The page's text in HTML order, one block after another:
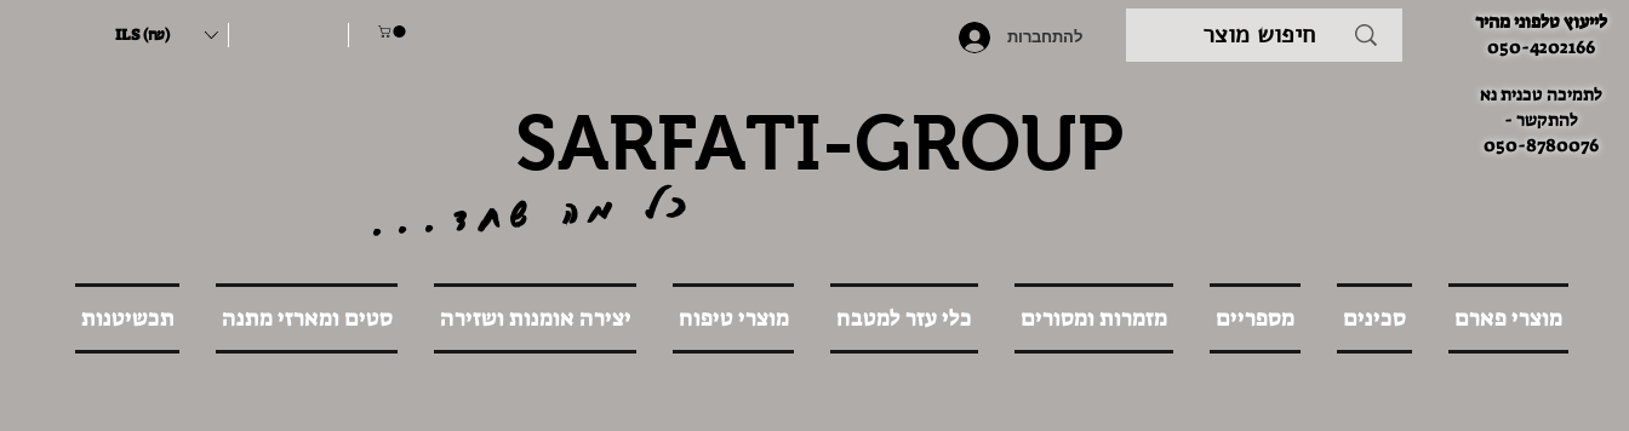
לייעוץ טלפוני מהיר
050-4202166
לתמיכה טכנית נא
להתקשר -
050-8780076
ILS (₪) להתחברות
SARFATI-GROUP
כל מה שחד...
מוצרי פארם סכינים מספריים מזמרות ומסורים כלי עזר למטבח מוצרי טיפוח יצירה אומנות ושזירה סטים ומארזי מתנה תכשיטנות